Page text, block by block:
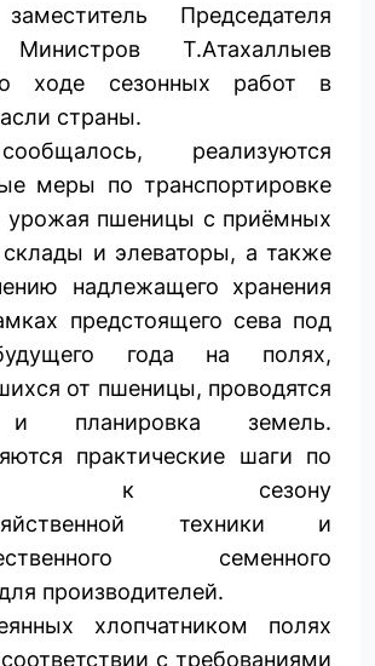
Председателя
Министров Т.Атахаллыев
ходе сезонных работ в
страны.
реализуются
меры по транспортировке
урожая пшеницы с приёмных
склады и элеваторы, а также
надлежащего хранения
предстоящего сева под
года на полях,
от пшеницы, проводятся
и планировка земель.
практические шаги по
к сезону
техники и
семенного
производителей.
хлопчатником полях
с требованиями